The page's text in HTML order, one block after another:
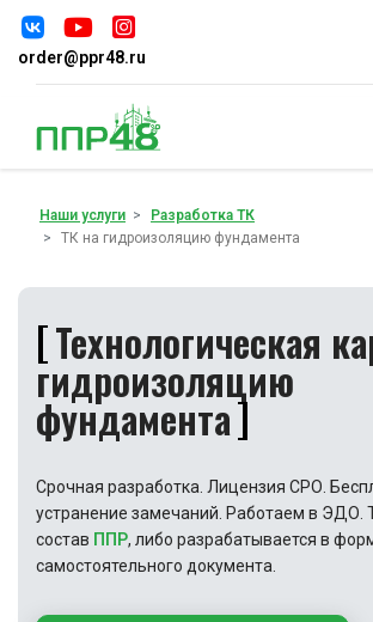
order@ppr48.ru
Наши услуги
Разработка ТК
ТК на гидроизоляцию фундамента
Технологическая
гидроизоляцию
фундамента
Срочная разработка. Лицензия СРО.
устранение замечаний. Работаем в ЭДО.
состав ППР, либо разрабатывается в
самостоятельного документа.